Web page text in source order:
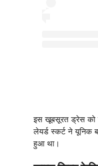
इस खूबसूरत ड्रेस को
लेयर्ड स्कर्ट ने यूनिक
हुआ था।